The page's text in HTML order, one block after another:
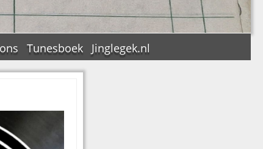
Tunesboek Jinglegek.nl